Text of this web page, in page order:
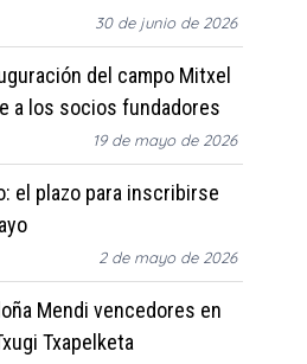
30 de junio de 2026
del campo Mitxel
a los socios fundadores
19 de mayo de 2026
el plazo para inscribirse
2 de mayo de 2026
Mendi vencedores en
Txapelketa